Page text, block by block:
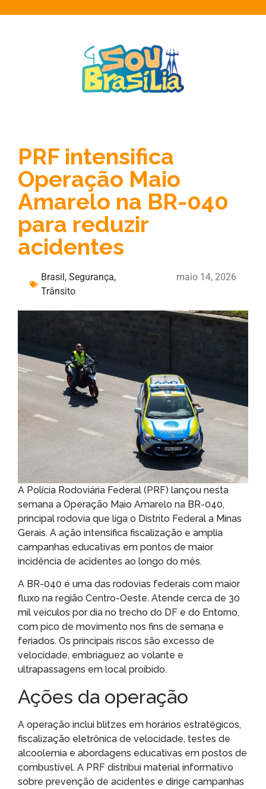
PRF intensifica
Operação Maio
Amarelo na BR-040
para reduzir
acidentes
Brasil, Segurança,
Trânsito
maio 14, 2026
A Polícia Rodoviária Federal (PRF) lançou nesta
semana a Operação Maio Amarelo na BR-040,
principal rodovia que liga o Distrito Federal a Minas
Gerais. A ação intensifica fiscalização e amplia
campanhas educativas em pontos de maior
incidência de acidentes ao longo do mês.
A BR-040 é uma das rodovias federais com maior
fluxo na região Centro-Oeste. Atende cerca de 30
mil veículos por dia no trecho do DF e do Entorno,
com pico de movimento nos fins de semana e
feriados. Os principais riscos são excesso de
velocidade, embriaguez ao volante e
ultrapassagens em local proibido.
Ações da operação
A operação inclui blitzes em horários estratégicos,
fiscalização eletrônica de velocidade, testes de
alcoolemia e abordagens educativas em postos de
combustível. A PRF distribui material informativo
sobre prevenção de acidentes e dirige campanhas